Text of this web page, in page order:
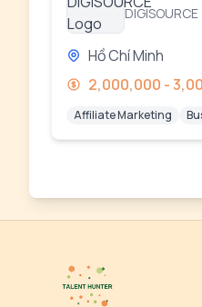
DIGISOURCE
Hồ Chí Minh
2,000,000 -
Affiliate Marketing